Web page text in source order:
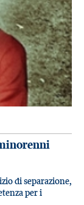
di separazione,
per i